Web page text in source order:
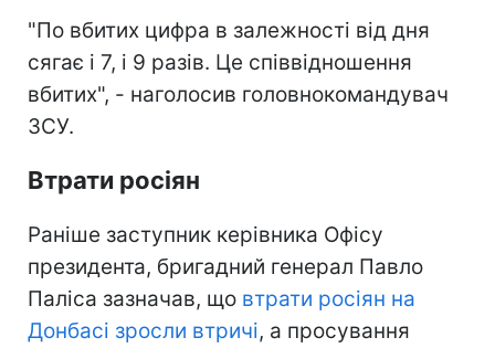
"По вбитих цифра в залежності від дня
сягає і 7, і 9 разів. Це співвідношення
вбитих", - наголосив головнокомандувач
ЗСУ.
Втрати росіян
Раніше заступник керівника Офісу
президента, бригадний генерал Павло
Паліса зазначав, що втрати росіян на
Донбасі зросли втричі, а просування